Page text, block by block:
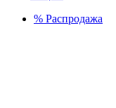
% Распродажа